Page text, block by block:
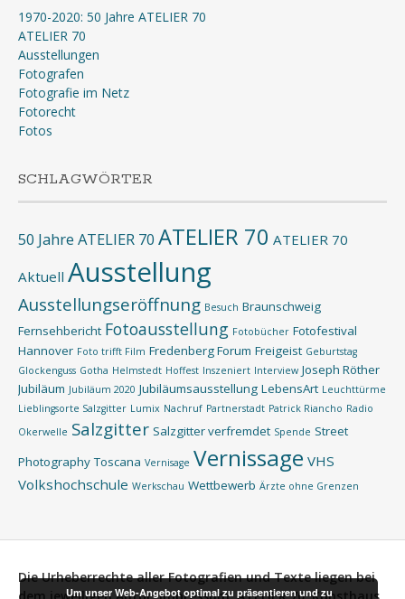
1970-2020: 50 Jahre ATELIER 70
ATELIER 70
Ausstellungen
Fotografen
Fotografie im Netz
Fotorecht
Fotos
SCHLAGWÖRTER
50 Jahre ATELIER 70 ATELIER 70 ATELIER 70
Aktuell Ausstellung
Ausstellungseröffnung Besuch Braunschweig
Fernsehbericht Fotoausstellung Fotobücher Fotofestival
Hannover Foto trifft Film Fredenberg Forum Freigeist Geburtstag
Glockenguss Gotha Helmstedt Hoffest Inszeniert Interview Joseph Röther
Jubiläum Jubiläum 2020 Jubiläumsausstellung LebensArt Leuchttürme
Lieblingsorte Salzgitter Lumix Nachruf Partnerstadt Patrick Riancho Radio
Okerwelle Salzgitter Salzgitter verfremdet Spende Street
Photography Toscana Vernisage Vernissage VHS
Volkshochschule Werkschau Wettbewerb Ärzte ohne Grenzen
Die Urheberrechte aller Fotografien und Texte liegen bei
Um unser Web-Angebot optimal zu präsentieren und zu